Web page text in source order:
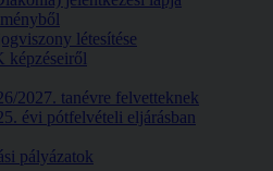
létesítése
képzéseiről
2027. tanévre felvetteknek
évi pótfelvételi eljárásban
pályázatok